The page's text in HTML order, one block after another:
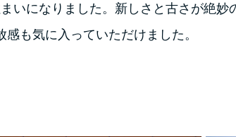
いになりました。新しさと古さが絶妙
も気に入っていただけました。